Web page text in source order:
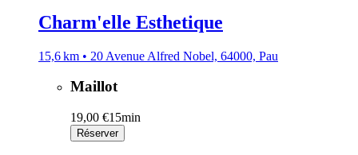
Charm'elle Esthetique
15,6 km • 20 Avenue Alfred Nobel, 64000, Pau
Maillot
19,00 €15min
Réserver